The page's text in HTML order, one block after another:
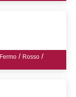
Fermo / Rosso /